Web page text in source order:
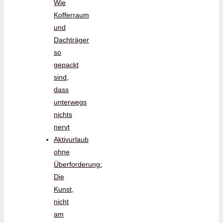
Wie
Kofferraum
und
Dachträger
so
gepackt
sind,
dass
unterwegs
nichts
nervt
Aktivurlaub
ohne
Überforderung:
Die
Kunst,
nicht
am